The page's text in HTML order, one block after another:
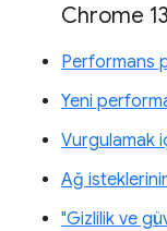
Chrome
Performans
Yeni
Vurgulamak
Ağ
"Gizlilik ve